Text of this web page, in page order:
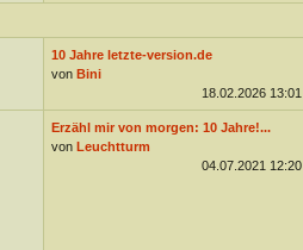
10 Jahre letzte-version.de
von Bini
18.02.2026 13:01
Erzähl mir von morgen: 10 Jahre!...
von Leuchtturm
04.07.2021 12:20